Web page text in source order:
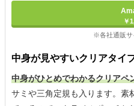
￥
※各社通販サ
中身が見やすいクリアタイ
中身がひとめでわかるクリアペ
サミや三角定規も入ります。素